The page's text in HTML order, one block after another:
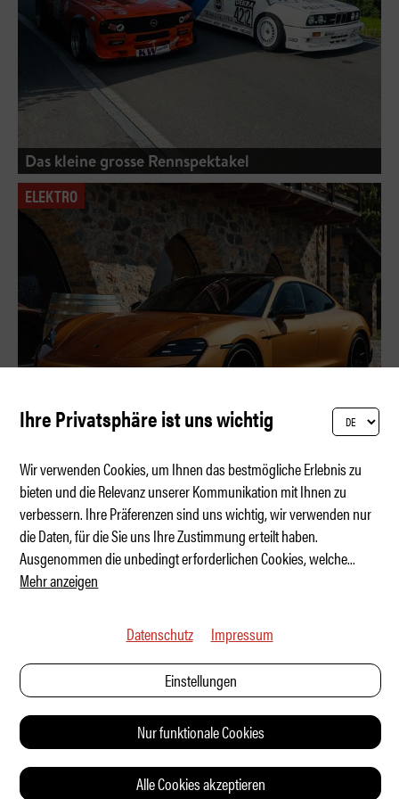
Das kleine grosse Rennspektakel
ELEKTRO
Der exklusivste Taycan der Schweiz
Ihre Privatsphäre ist uns wichtig
Wir verwenden Cookies, um Ihnen das bestmögliche Erlebnis zu
bieten und die Relevanz unserer Kommunikation mit Ihnen zu
verbessern. Ihre Präferenzen sind uns wichtig, wir verwenden nur
die Daten, für die Sie uns Ihre Zustimmung erteilt haben.
Ausgenommen die unbedingt erforderlichen Cookies, welche...
Mehr anzeigen
Datenschutz Impressum
Einstellungen
Nur funktionale Cookies
Alle Cookies akzeptieren